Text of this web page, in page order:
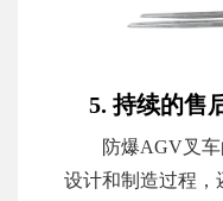
5. 持续的售
防爆AGV叉
设计和制造过程，